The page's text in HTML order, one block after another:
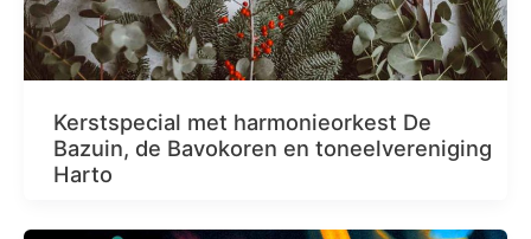
Kerstspecial met harmonieorkest De
Bazuin, de Bavokoren en toneelvereniging
Harto